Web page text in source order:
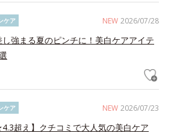
NEW 2026/07/28
ケア
し強まる夏のピンチに！美白ケアアイテ
NEW 2026/07/23
ケア
超え】クチコミで大人気の美白ケア